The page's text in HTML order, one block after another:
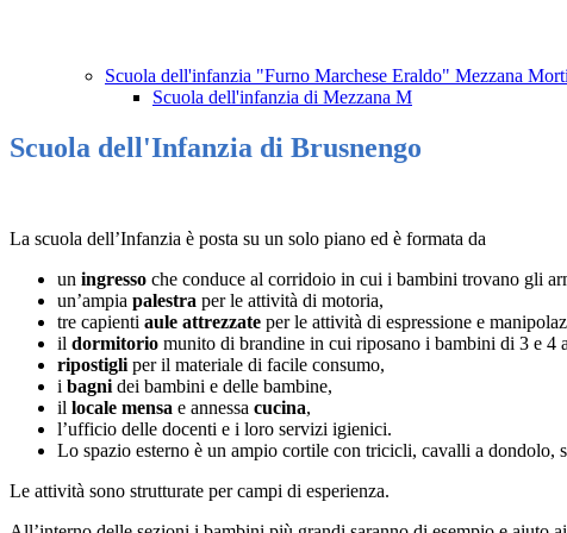
Scuola dell'infanzia "Furno Marchese Eraldo" Mezzana
Scuola dell'infanzia di Mezzana M
Scuola dell'Infanzia di Brusnengo
La scuola dell’Infanzia è posta su un solo piano ed è formata da
un ingresso che conduce al corridoio in cui i bambini trovano gli
un’ampia palestra per le attività di motoria,
tre capienti aule attrezzate per le attività di espressione e
il dormitorio munito di brandine in cui riposano i bambini di 3 e 4
ripostigli per il materiale di facile consumo,
i bagni dei bambini e delle bambine,
il locale mensa e annessa cucina,
l’ufficio delle docenti e i loro servizi igienici.
Lo spazio esterno è un ampio cortile con tricicli, cavalli a dondolo,
Le attività sono strutturate per campi di esperienza.